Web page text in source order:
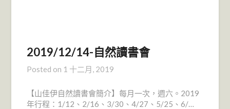
2019/12/14-自然讀書會
Posted on 1 十二月, 2019
【山佳伊自然讀書會簡介】每月一次，週六。2019
年行程：1/12、2/16、3/30、4/27、5/25、6/…